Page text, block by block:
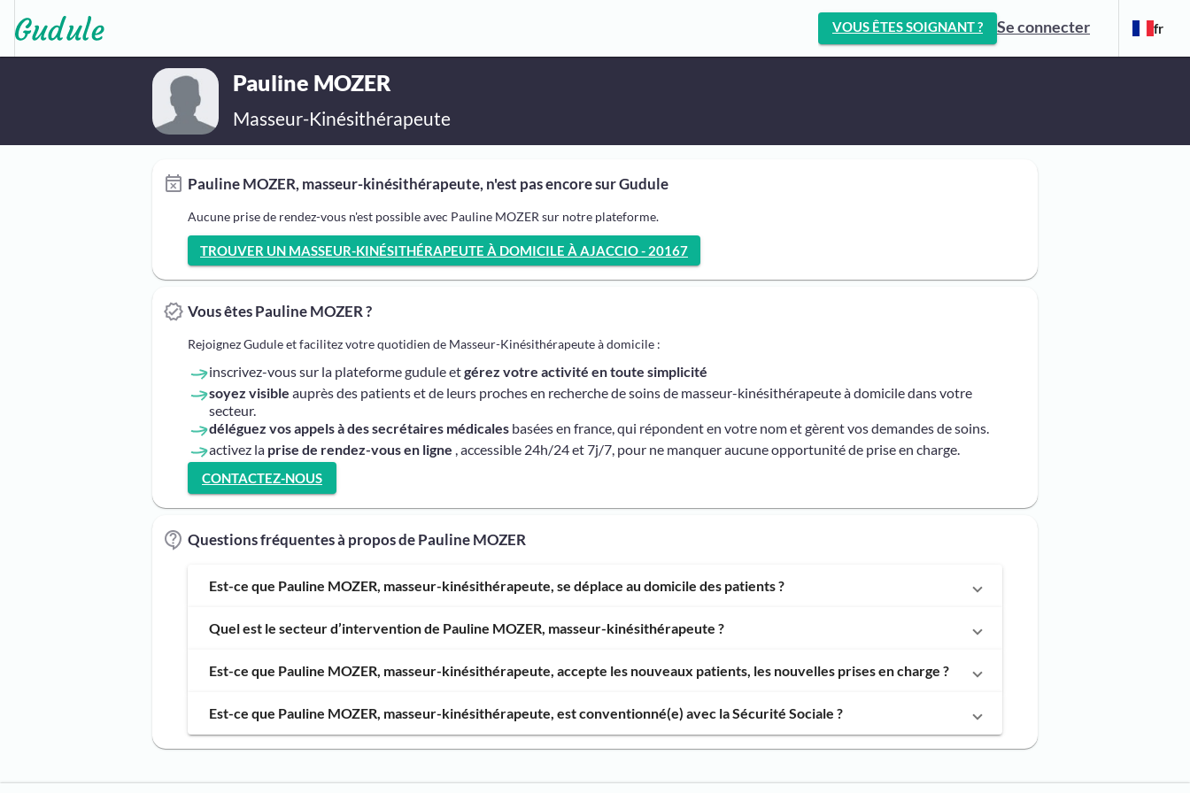
VOUS ÊTES SOIGNANT ? Se connecter fr
Pauline MOZER
Masseur-Kinésithérapeute
Pauline MOZER, masseur-kinésithérapeute, n'est pas encore sur Gudule
Aucune prise de rendez-vous n'est possible avec Pauline MOZER sur notre plateforme.
TROUVER UN MASSEUR-KINÉSITHÉRAPEUTE À DOMICILE À AJACCIO - 20167
Vous êtes Pauline MOZER ?
Rejoignez Gudule et facilitez votre quotidien de Masseur-Kinésithérapeute à domicile :
inscrivez-vous sur la plateforme gudule etgérez votre activité en toute simplicité
soyez visible auprès des patients et de leurs proches en recherche de soins de masseur-kinésithérapeute à domicile dans votre
secteur.
déléguez vos appels à des secrétaires médicales basées en france, qui répondent en votre nom et gèrent vos demandes de soins.
activez la prise de rendez-vous en ligne , accessible 24h/24 et 7j/7, pour ne manquer aucune opportunité de prise en charge.
CONTACTEZ-NOUS
Questions fréquentes à propos de Pauline MOZER
Est-ce que Pauline MOZER, masseur-kinésithérapeute, se déplace au domicile des patients ?
Quel est le secteur d’intervention de Pauline MOZER, masseur-kinésithérapeute ?
Est-ce que Pauline MOZER, masseur-kinésithérapeute, accepte les nouveaux patients, les nouvelles prises en charge ?
Est-ce que Pauline MOZER, masseur-kinésithérapeute, est conventionné(e) avec la Sécurité Sociale ?